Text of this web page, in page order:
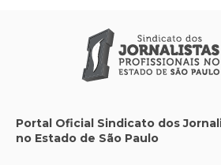
Portal Oficial Sindicato dos
no Estado de São Paulo